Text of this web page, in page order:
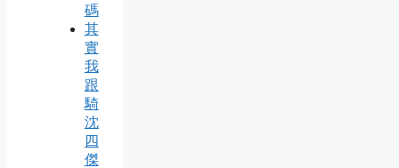
碼
其
實
我
跟
騎
沈
四
傑